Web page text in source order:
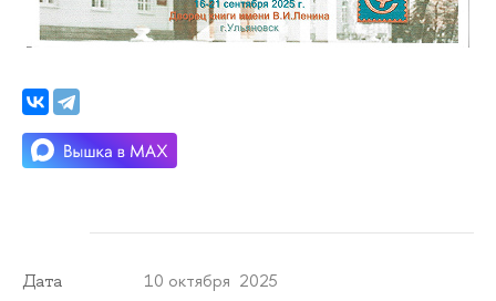
Дата 10 октября 2025